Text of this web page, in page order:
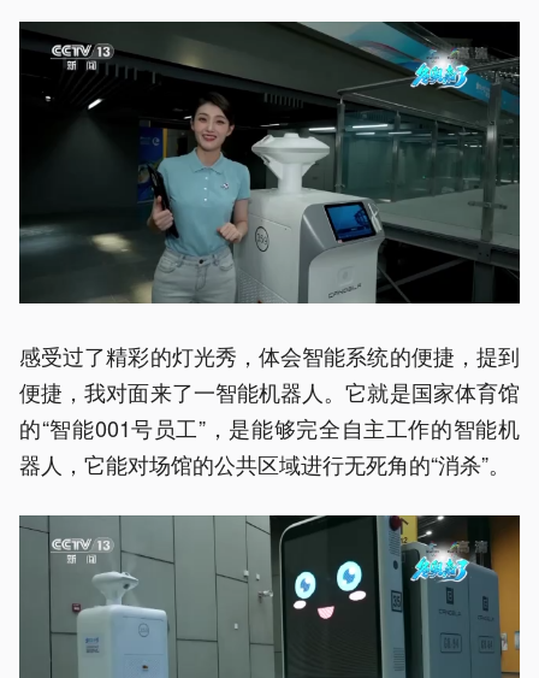
感受过了精彩的灯光秀，体会智能系统的便捷，提到
便捷，我对面来了一智能机器人。它就是国家体育馆
的“智能001号员工”，是能够完全自主工作的智能机
器人，它能对场馆的公共区域进行无死角的“消杀”。